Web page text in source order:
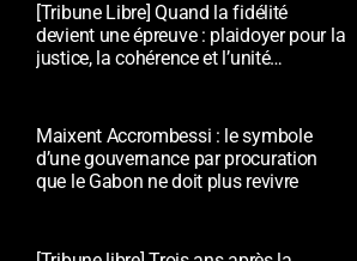
[Tribune Libre] Quand la fidélité
devient une épreuve : plaidoyer pour la
justice, la cohérence et l’unité
Maixent Accrombessi : le symbole
d’une gouvernance par procuration
que le Gabon ne doit plus revivre